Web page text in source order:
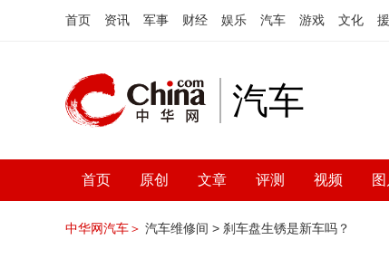
首页 资讯 军事 财经 娱乐 汽车 游戏 文化
汽车
首页 原创 文章 评测 视频
中华网汽车＞ 汽车维修间 > 刹车盘生锈是新车吗？